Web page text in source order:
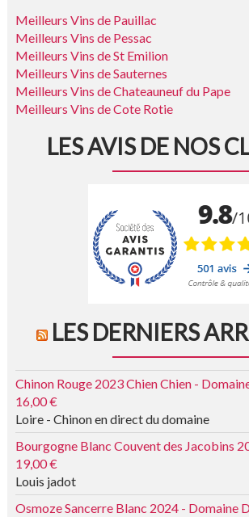
Meilleurs Vins de Pauillac
Meilleurs Vins de Pessac
Meilleurs Vins de St Emilion
Meilleurs Vins de Sauternes
Meilleurs Vins de Chateauneuf du Pape
Meilleurs Vins de Cote Rotie
LES AVIS DE NOS
LES DERNIERS
Chinon Rouge 2023 Chien Chien -
16,00 €
Loire - Chinon en direct du domaine
Bourgogne Blanc Couvent des Jacobins
19,00 €
Louis jadot
Osmoze Sancerre Blanc 2024 - Domaine